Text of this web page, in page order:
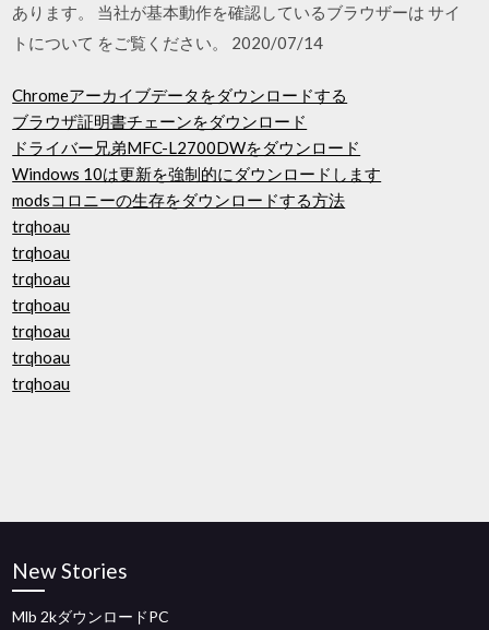
あります。 当社が基本動作を確認しているブラウザーは サイ
トについて をご覧ください。 2020/07/14
Chromeアーカイブデータをダウンロードする
ブラウザ証明書チェーンをダウンロード
ドライバー兄弟MFC-L2700DWをダウンロード
Windows 10は更新を強制的にダウンロードします
modsコロニーの生存をダウンロードする方法
trqhoau
trqhoau
trqhoau
trqhoau
trqhoau
trqhoau
trqhoau
New Stories
Mlb 2kダウンロードPC